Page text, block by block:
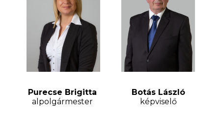
Purecse Brigitta
alpolgármester
Botás László
képviselő